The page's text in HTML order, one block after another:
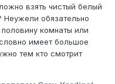
взять чистый белый
Неужели обязательно
комнаты или
имеет большое
тем кто смотрит